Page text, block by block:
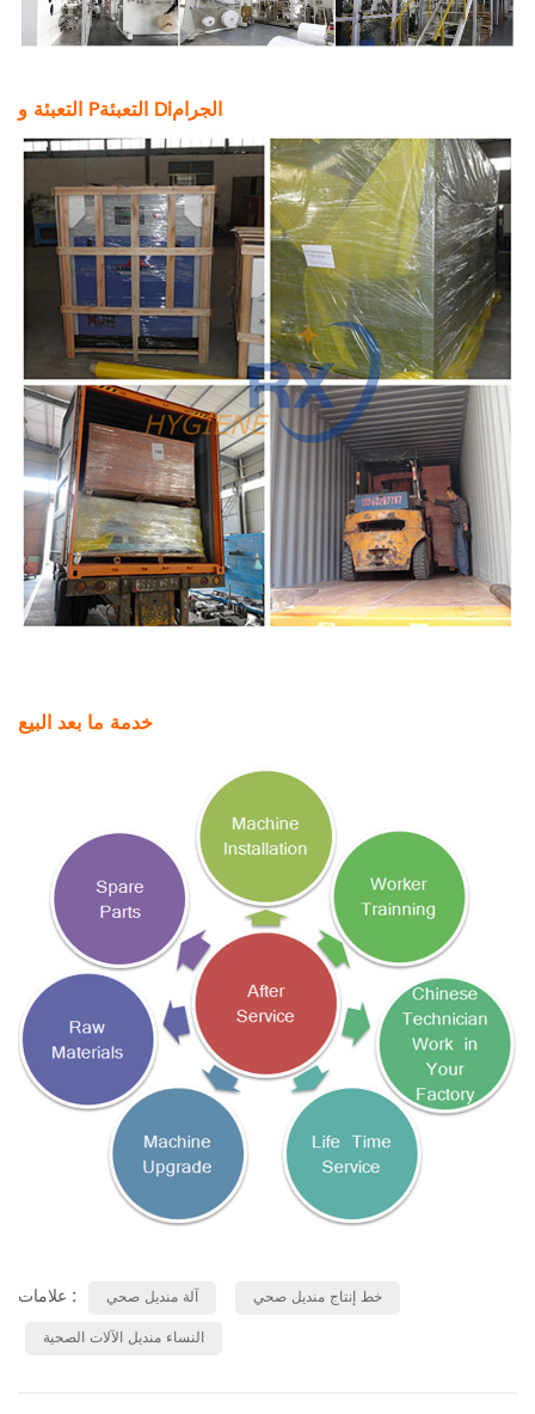
التعبئة و P التعبئة Diالجرام
خدمة ما بعد البيع
علامات : آلة منديل صحي
خط إنتاج منديل صحي
النساء منديل الآلات الصحية